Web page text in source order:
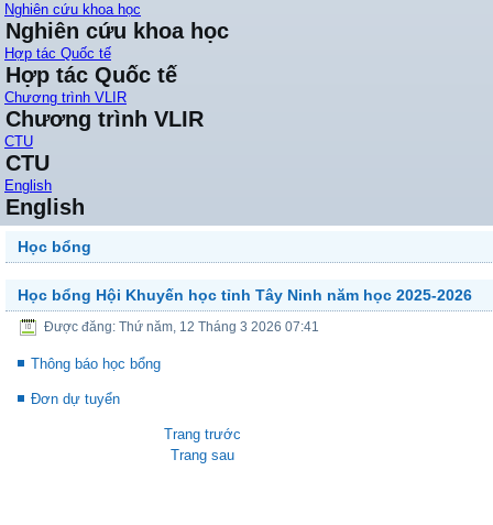
Nghiên cứu khoa học
Nghiên cứu khoa học
Hợp tác Quốc tế
Hợp tác Quốc tế
Chương trình VLIR
Chương trình VLIR
CTU
CTU
English
English
Học bổng
Học bổng Hội Khuyến học tỉnh Tây Ninh năm học 2025-2026
Được đăng: Thứ năm, 12 Tháng 3 2026 07:41
Thông báo học bổng
Đơn dự tuyển
Trang trước
Trang sau